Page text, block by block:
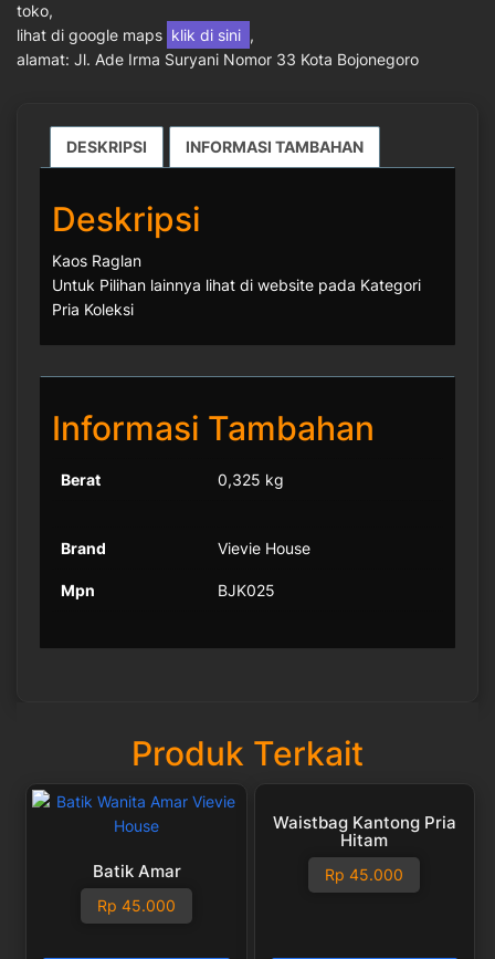
toko,
lihat di google maps klik di sini ,
alamat: Jl. Ade Irma Suryani Nomor 33 Kota Bojonegoro
DESKRIPSI INFORMASI TAMBAHAN
Deskripsi
Kaos Raglan
Untuk Pilihan lainnya lihat di website pada Kategori
Pria Koleksi
Informasi Tambahan
Berat 0,325 kg
Brand Vievie House
Mpn BJK025
Produk Terkait
Batik Amar
Rp 45.000
Waistbag Kantong Pria
Hitam
Rp 45.000